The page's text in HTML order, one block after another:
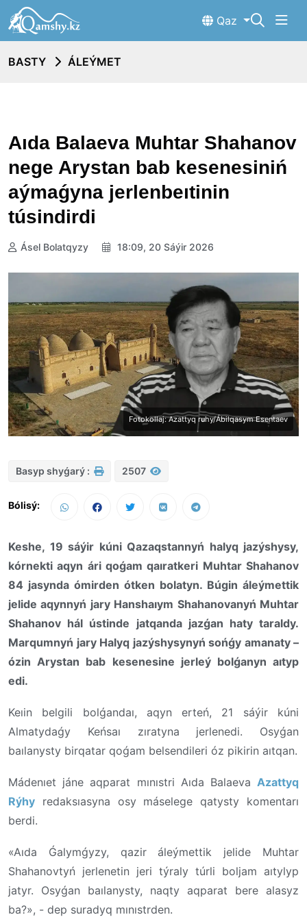
Qaz
BASTY ÁLEÝMET
Aıda Balaeva Muhtar Shahanov
nege Arystan bab kesenesiniń
aýmaǵyna jerlenbeıtinin
túsindirdi
Ásel Bolatqyzy 18:09, 20 Sáýir 2026
Fotokollaj: Azattyq ruhy/Ábilqasym Esentaev
Basyp shyǵarý : 2507
Bólisý:
Keshe, 19 sáýir kúni Qazaqstannyń halyq jazýshysy,
kórnekti aqyn ári qoǵam qaıratkeri Muhtar Shahanov
84 jasynda ómirden ótken bolatyn. Búgin áleýmettik
jelide aqynnyń jary Hanshaıym Shahanovanyń Muhtar
Shahanov hál ústinde jatqanda jazǵan haty taraldy.
Marqumnyń jary Halyq jazýshysynyń sońǵy amanaty –
ózin Arystan bab kesenesine jerleý bolǵanyn aıtyp
edi.
Keıin belgili bolǵandaı, aqyn erteń, 21 sáýir kúni
Almatydaǵy Keńsaı zıratyna jerlenedi. Osyǵan
baılanysty birqatar qoǵam belsendileri óz pikirin aıtqan.
Mádenıet jáne aqparat mınıstri Aıda Balaeva Azattyq
Rýhy redaksıasyna osy máselege qatysty komentarı
berdi.
«Aıda Ǵalymǵyzy, qazir áleýmettik jelide Muhtar
Shahanovtyń jerlenetin jeri týraly túrli boljam aıtylyp
jatyr. Osyǵan baılanysty, naqty aqparat bere alasyz
ba?», - dep suradyq mınıstrden.